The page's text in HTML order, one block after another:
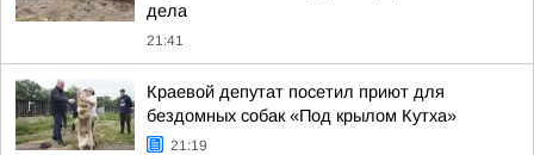
дела
21:41
Краевой депутат посетил приют для
бездомных собак «Под крылом Кутха»
21:19